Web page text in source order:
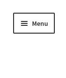
Menu